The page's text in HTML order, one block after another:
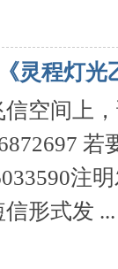
灵程灯光
空间上
注
形式发 ...